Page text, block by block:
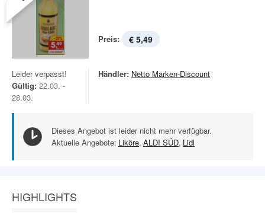
Preis: € 5,49
Leider verpasst!
Gültig: 22.03. -
28.03.
Händler: Netto Marken-Discount
Dieses Angebot ist leider nicht mehr verfügbar.
Aktuelle Angebote: Liköre, ALDI SÜD, Lidl
HIGHLIGHTS